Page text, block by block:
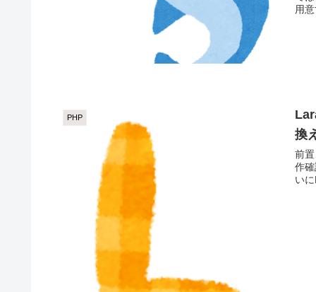
PHP
換
前
作確認を行
い